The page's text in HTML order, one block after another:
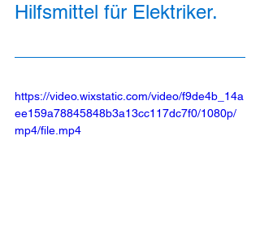
Hilfsmittel für Elektriker.
https://video.wixstatic.com/video/f9de4b_14a
ee159a78845848b3a13cc117dc7f0/1080p/
mp4/file.mp4